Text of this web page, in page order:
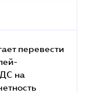
перевести
на